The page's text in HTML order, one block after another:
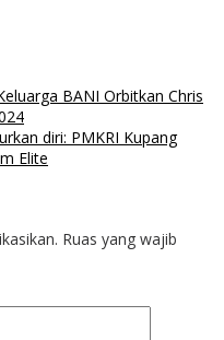
BANI Orbitkan Chris
diri: PMKRI Kupang
Elite
Ruas yang wajib